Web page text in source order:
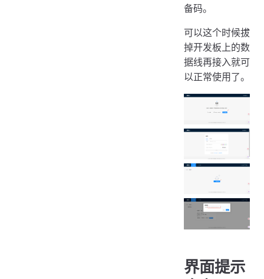
备码。
可以这个时候拔
掉开发板上的数
据线再接入就可
以正常使用了。
界面提示